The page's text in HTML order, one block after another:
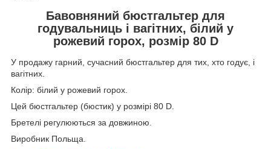
Бавовняний бюстгальтер для
годувальниць і вагітних, білий у
рожевий горох, розмір 80 D
У продажу гарний, сучасний бюстгальтер для тих, хто годує, і
вагітних.
Колір: білий у рожевий горох.
Цей бюстгальтер (бюстик) у розмірі 80 D.
Бретелі регулюються за довжиною.
Виробник Польща.